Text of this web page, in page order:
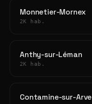
Monnetier-Mornex
2K hab.
Anthy-sur-Léman
2K hab.
Contamine-sur-Arve